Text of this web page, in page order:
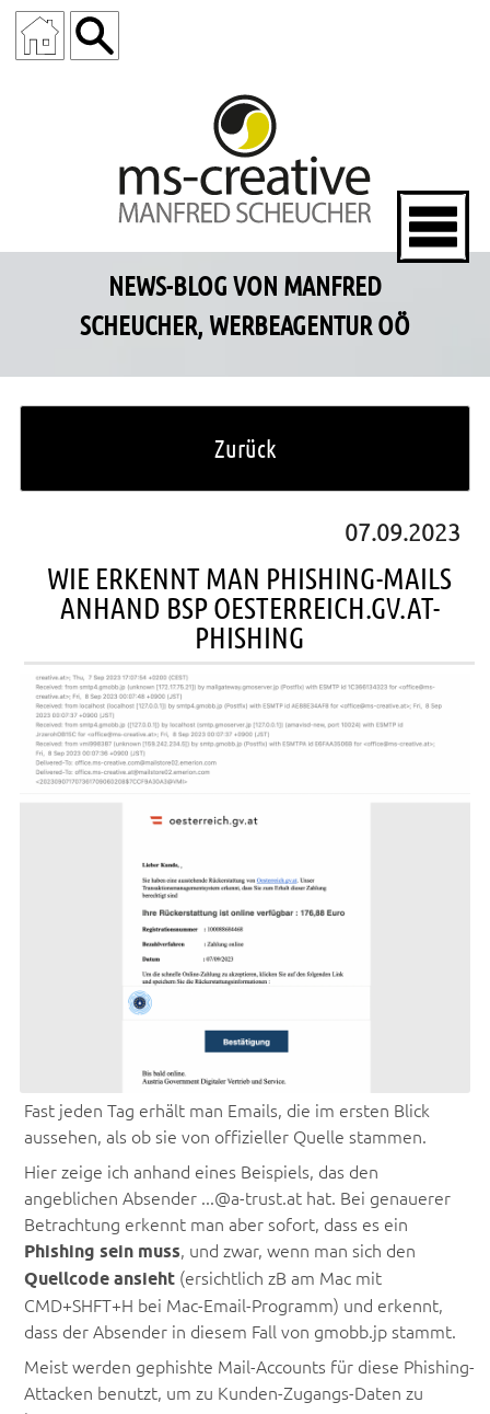
NEWS-BLOG VON MANFRED
SCHEUCHER, WERBEAGENTUR OÖ
Zurück
07.09.2023
WIE ERKENNT MAN PHISHING-MAILS
ANHAND BSP OESTERREICH.GV.AT-
PHISHING
Fast jeden Tag erhält man Emails, die im ersten Blick
aussehen, als ob sie von offizieller Quelle stammen.
Hier zeige ich anhand eines Beispiels, das den
angeblichen Absender ...@a-trust.at hat. Bei genauerer
Betrachtung erkennt man aber sofort, dass es ein
Phishing sein muss, und zwar, wenn man sich den
Quellcode ansieht (ersichtlich zB am Mac mit
CMD+SHFT+H bei Mac-Email-Programm) und erkennt,
dass der Absender in diesem Fall von gmobb.jp stammt.
Meist werden gephishte Mail-Accounts für diese Phishing-
Attacken benutzt, um zu Kunden-Zugangs-Daten zu